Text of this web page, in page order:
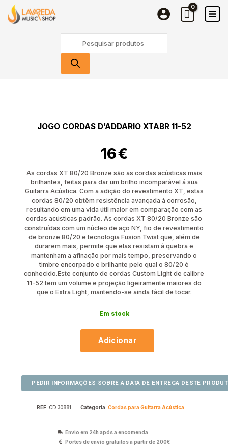
content
search
JOGO CORDAS D’ADDARIO XTABR 11-52
16€
As cordas XT 80/20 Bronze são as cordas acústicas mais
brilhantes, feitas para dar um brilho incomparável á sua
Guitarra Acústica. Com a adição do revestimento XT, estas
cordas 80/20 obtêm resistência avançada à corrosão,
resultando em uma vida útil maior em comparação com as
cordas acústicas padrão. As cordas XT 80/20 Bronze são
construídas com um núcleo de aço NY, fio de revestimento
de bronze 80/20 e tecnologia Fusion Twist que, além de
durarem mais, permite que elas resistam à quebra e
mantenham a afinação por mais tempo, preservando o
timbre encorpado e brilhante pelo qual o 80/20 é
conhecido.Este conjunto de cordas Custom Light de calibre
11-52 tem um volume e projeção ligeiramente maiores do
que o Extra Light, mantendo-se ainda fácil de tocar.
Em stock
Cordas
D'Addario
Adicionar
REF: CD.30881 Categoria: Cordas para Guitarra Acústica
Envio em 24h após a encomenda
Portes de envio gratuitos a partir de 200€
D'Addario
XTABR